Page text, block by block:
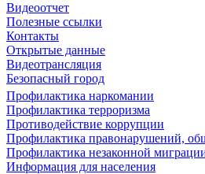
Видеоотчет
Полезные ссылки
Контакты
Открытые данные
Видеотрансляция
Безопасный город
Профилактика наркомании
Профилактика терроризма
Противодействие коррупции
Профилактика правонарушений,
Профилактика незаконной
Информация для населения